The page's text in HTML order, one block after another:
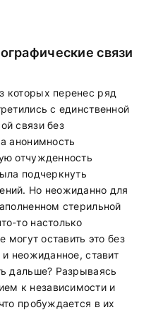
связи
которых перенес ряд
с единственной
связи без
анонимность
отчужденность
подчеркнуть
Но неожиданно для
стерильной
то настолько
могут оставить это без
неожиданное, ставит
дальше? Разрываясь
к независимости и
пробуждается в их